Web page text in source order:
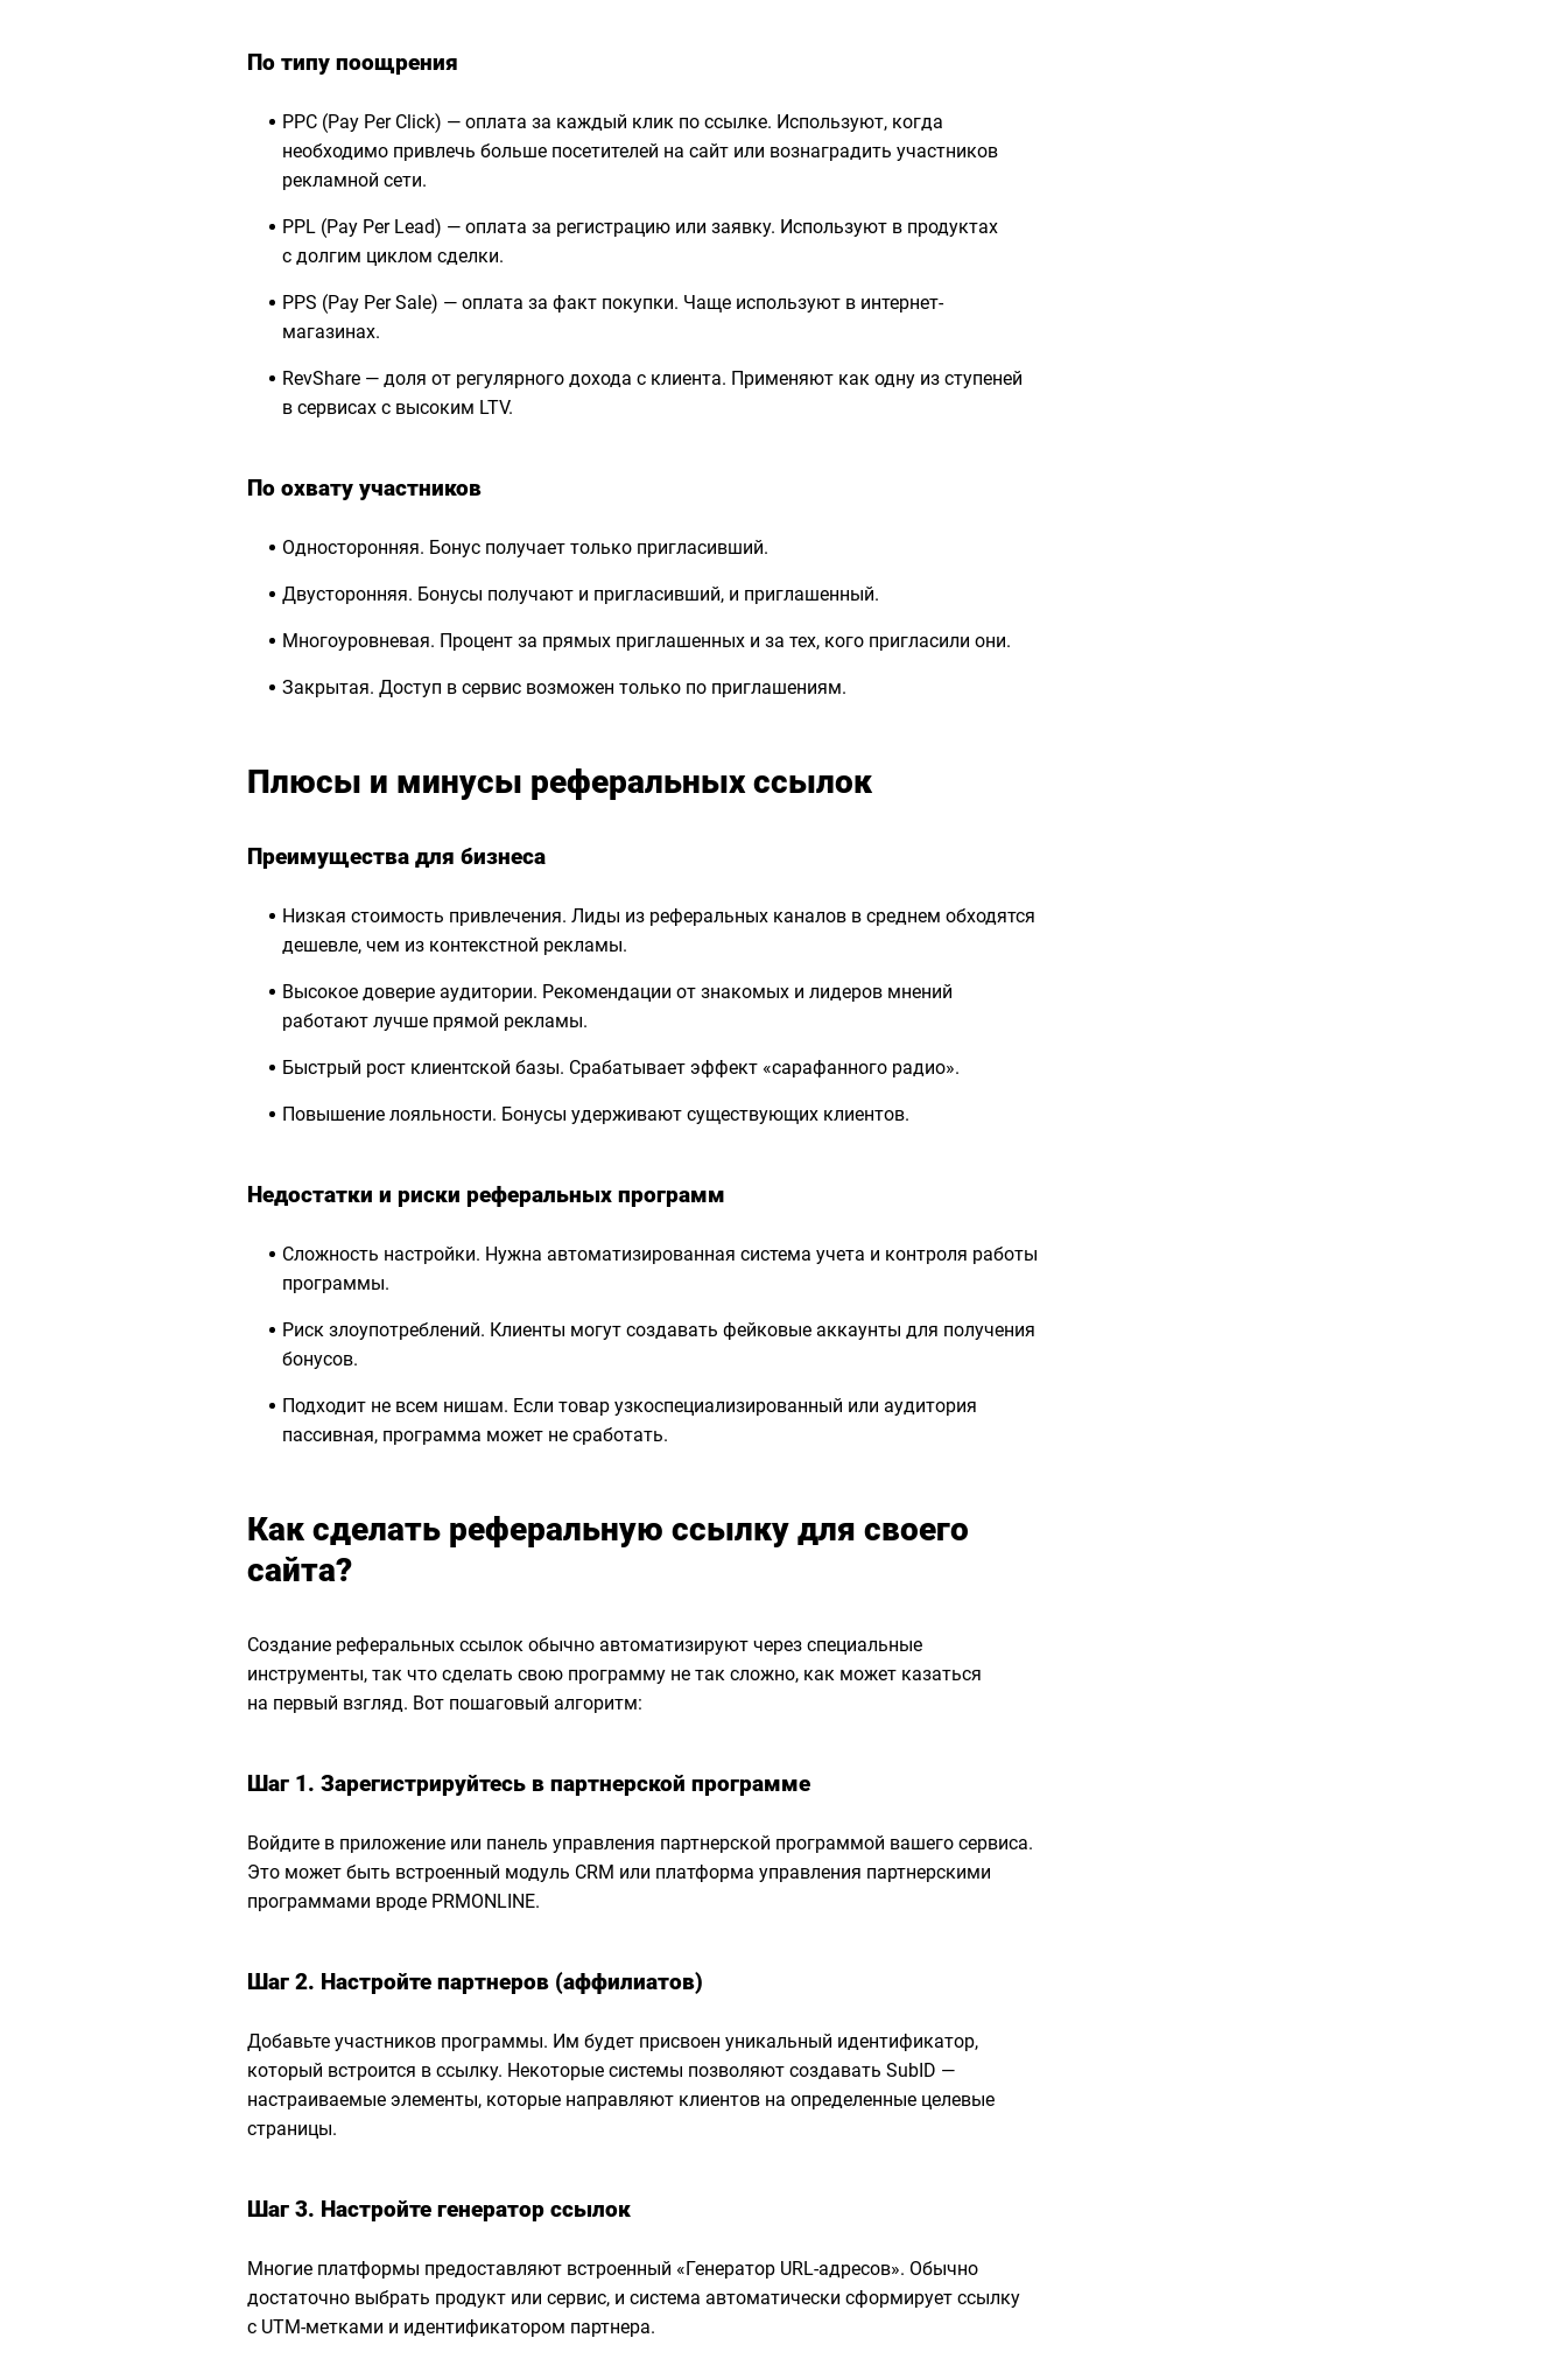
По типу поощрения
PPC (Pay Per Click) — оплата за каждый клик по ссылке. Используют, когда
необходимо привлечь больше посетителей на сайт или вознаградить участников
рекламной сети.
PPL (Pay Per Lead) — оплата за регистрацию или заявку. Используют в продуктах
с долгим циклом сделки.
PPS (Pay Per Sale) — оплата за факт покупки. Чаще используют в интернет-
магазинах.
RevShare — доля от регулярного дохода с клиента. Применяют как одну из ступеней
в сервисах с высоким LTV.
По охвату участников
Односторонняя. Бонус получает только пригласивший.
Двусторонняя. Бонусы получают и пригласивший, и приглашенный.
Многоуровневая. Процент за прямых приглашенных и за тех, кого пригласили они.
Закрытая. Доступ в сервис возможен только по приглашениям.
Плюсы и минусы реферальных ссылок
Преимущества для бизнеса
Низкая стоимость привлечения. Лиды из реферальных каналов в среднем обходятся
дешевле, чем из контекстной рекламы.
Высокое доверие аудитории. Рекомендации от знакомых и лидеров мнений
работают лучше прямой рекламы.
Быстрый рост клиентской базы. Срабатывает эффект «сарафанного радио».
Повышение лояльности. Бонусы удерживают существующих клиентов.
Недостатки и риски реферальных программ
Сложность настройки. Нужна автоматизированная система учета и контроля работы
программы.
Риск злоупотреблений. Клиенты могут создавать фейковые аккаунты для получения
бонусов.
Подходит не всем нишам. Если товар узкоспециализированный или аудитория
пассивная, программа может не сработать.
Как сделать реферальную ссылку для своего
сайта?
Создание реферальных ссылок обычно автоматизируют через специальные
инструменты, так что сделать свою программу не так сложно, как может казаться
на первый взгляд. Вот пошаговый алгоритм:
Шаг 1. Зарегистрируйтесь в партнерской программе
Войдите в приложение или панель управления партнерской программой вашего сервиса.
Это может быть встроенный модуль CRM или платформа управления партнерскими
программами вроде PRMONLINE.
Шаг 2. Настройте партнеров (аффилиатов)
Добавьте участников программы. Им будет присвоен уникальный идентификатор,
который встроится в ссылку. Некоторые системы позволяют создавать SubID —
настраиваемые элементы, которые направляют клиентов на определенные целевые
страницы.
Шаг 3. Настройте генератор ссылок
Многие платформы предоставляют встроенный «Генератор URL-адресов». Обычно
достаточно выбрать продукт или сервис, и система автоматически сформирует ссылку
с UTM-метками и идентификатором партнера.